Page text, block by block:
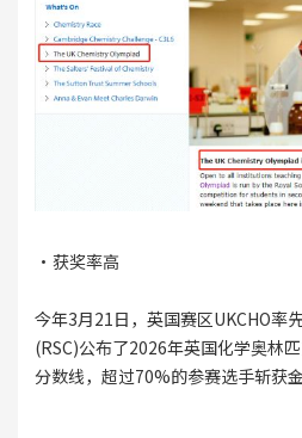
·获奖率高
今年3月21日，英国赛区UKCHO率
(RSC)公布了2026年英国化学奥林
分数线，超过70%的参赛选手斩获